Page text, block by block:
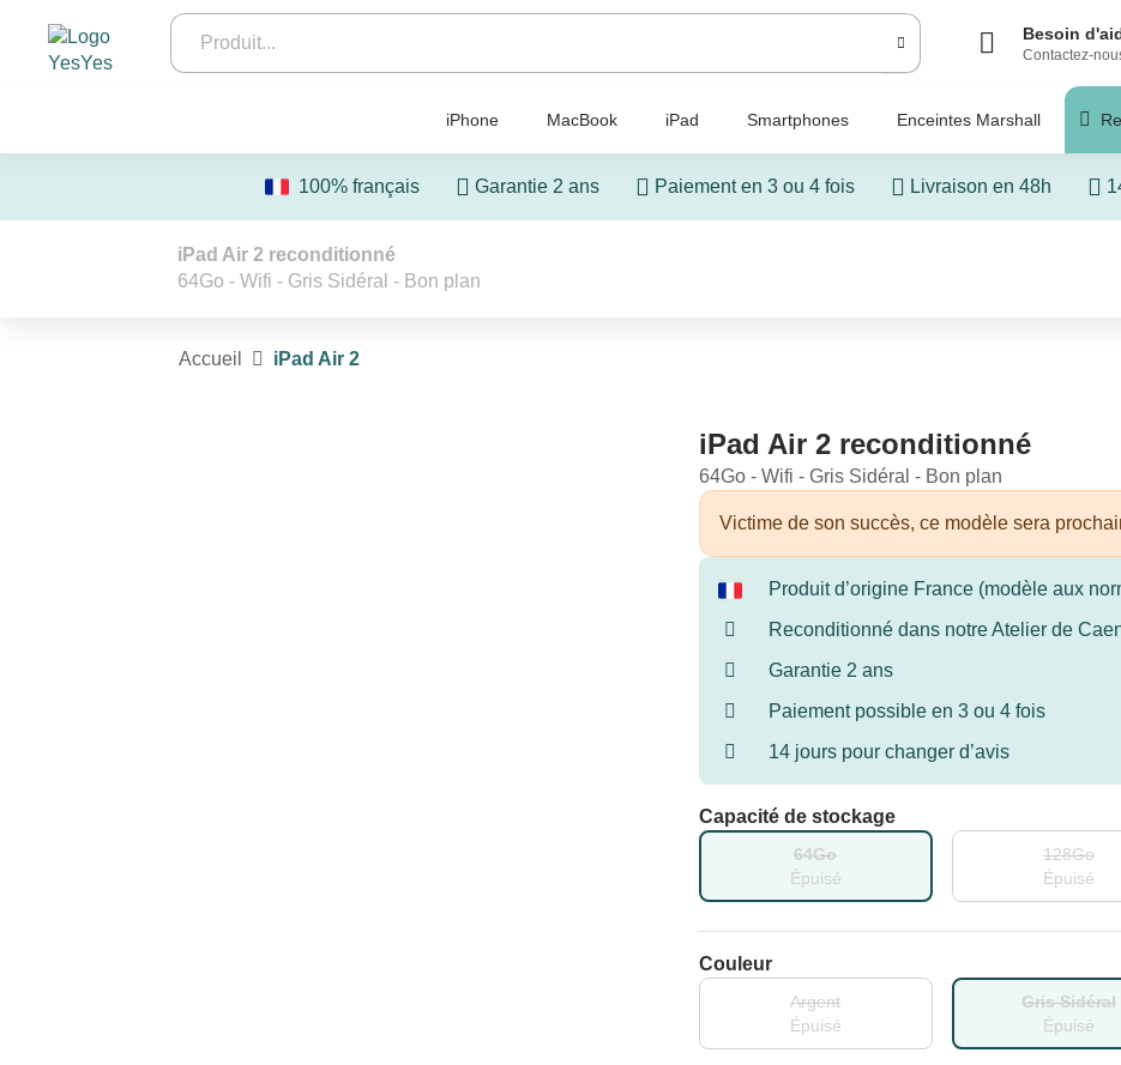
Besoin
Contactez-
iPhone MacBook iPad Smartphones Enceintes Marshall
100% français Garantie 2 ans Paiement en 3 ou 4 fois Livraison en 48h
iPad Air 2 reconditionné
64Go - Wifi - Gris Sidéral - Bon plan
Accueil iPad Air 2
iPad Air 2 reconditionné
64Go - Wifi - Gris Sidéral - Bon plan
Victime de son succès, ce modèle sera
Produit d’origine France (modèle aux
Reconditionné dans notre Atelier de
Garantie 2 ans
Paiement possible en 3 ou 4 fois
14 jours pour changer d’avis
Capacité de stockage
64Go
Épuisé
128Go
Épuisé
Couleur
Argent
Épuisé
Gris Sidéral
Épuisé